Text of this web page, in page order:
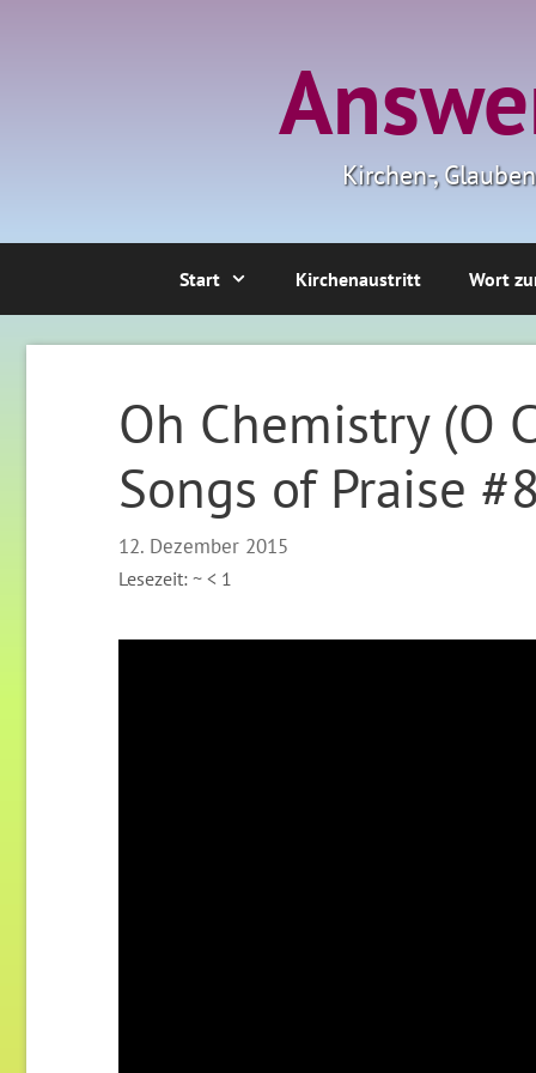
Kirchen-,
Start Kirchenaustritt Wort
Oh Chemistry (O
Songs of Praise #8
12. Dezember 2015
Lesezeit: ~< 1